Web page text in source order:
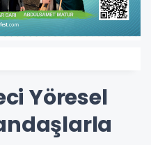
Yöresel